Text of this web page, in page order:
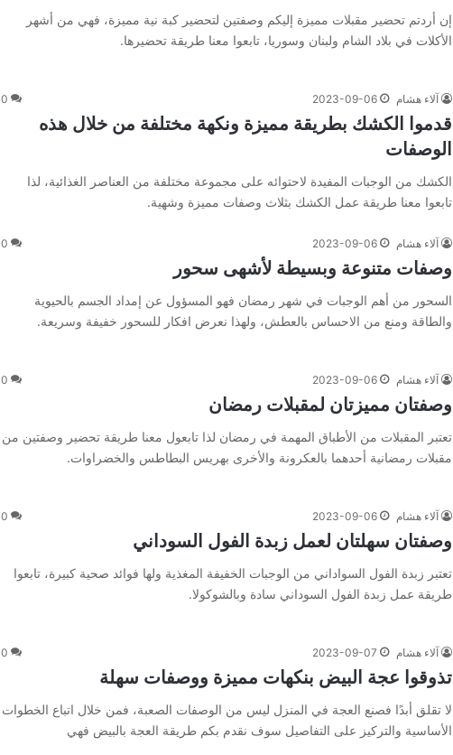
إن أردتم تحضير مقبلات مميزة إليكم وصفتين لتحضير كبة نية مميزة، فهي من أشهر
الأكلات في بلاد الشام ولبنان وسوريا، تابعوا معنا طريقة تحضيرها.
آلاء هشام 2023-09-06
0
قدموا الكشك بطريقة مميزة ونكهة مختلفة من خلال هذه
الوصفات
الكشك من الوجبات المفيدة لاحتوائه على مجموعة مختلفة من العناصر الغذائية، لذا
تابعوا معنا طريقة عمل الكشك بثلاث وصفات مميزة وشهية.
آلاء هشام 2023-09-06
0
وصفات متنوعة وبسيطة لأشهى سحور
السحور من أهم الوجبات في شهر رمضان فهو المسؤول عن إمداد الجسم بالحيوية
والطاقة ومنع من الاحساس بالعطش، ولهذا نعرض افكار للسحور خفيفة وسريعة.
آلاء هشام 2023-09-06
0
وصفتان مميزتان لمقبلات رمضان
تعتبر المقبلات من الأطباق المهمة في رمضان لذا تابعول معنا طريقة تحضير وصفتين من
مقبلات رمضانية أحدهما بالعكرونة والأخرى بهريس البطاطس والخضراوات.
آلاء هشام 2023-09-06
0
وصفتان سهلتان لعمل زبدة الفول السوداني
تعتبر زبدة الفول السواداني من الوجبات الخفيفة المغذية ولها فوائد صحية كبيرة، تابعوا
طريقة عمل زبدة الفول السوداني سادة وبالشوكولا.
آلاء هشام 2023-09-07
0
تذوقوا عجة البيض بنكهات مميزة ووصفات سهلة
لا تقلق أبدًا فصنع العجة في المنزل ليس من الوصفات الصعبة، فمن خلال اتباع الخطوات
الأساسية والتركيز على التفاصيل سوف نقدم بكم طريقة العجة بالبيض فهي